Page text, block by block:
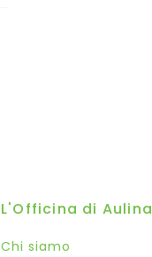
L'Officina di Aulina
Chi siamo